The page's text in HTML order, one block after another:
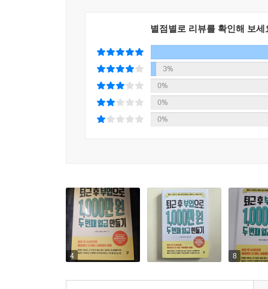
별점별로 리뷰를 확인해 보세
3%
0%
0%